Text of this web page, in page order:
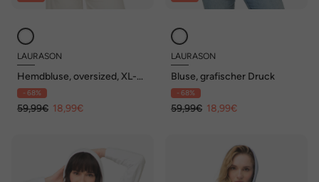
LAURASON
Hemdbluse, oversized, XL-
Writing-Print, Langarm,
OEKO-TEX
- 68%
59,99€ 18,99€
LAURASON
Bluse, grafischer Druck
- 68%
59,99€ 18,99€